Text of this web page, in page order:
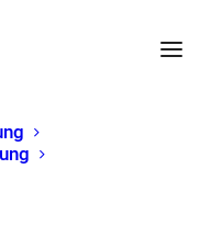
vorgesehen. Hier geht es zu